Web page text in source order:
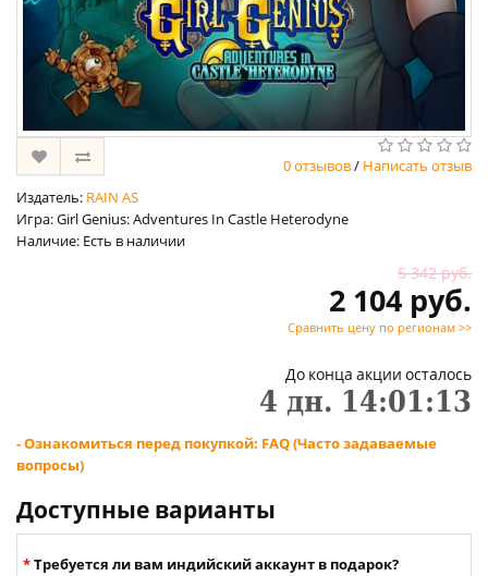
0 отзывов/ Написать отзыв
Издатель: RAIN AS
Игра: Girl Genius: Adventures In Castle Heterodyne
Наличие: Есть в наличии
5 342 руб.
2 104 руб.
Сравнить цену по регионам >>
До конца акции осталось
4 дн. 14:01:13
- Ознакомиться перед покупкой: FAQ (Часто задаваемые
вопросы)
Доступные варианты
Требуется ли вам индийский аккаунт в подарок?